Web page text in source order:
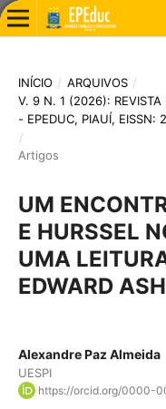
INÍCIO / ARQUIVOS /
V. 9 N. 1 (2026): REVISTA
- EPEDUC, PIAUÍ, EISSN:
/
Artigos
UM
E HURSSEL
UMA
EDWARD
Alexandre Paz Almeida
UESPI
https://orcid.org/0000-